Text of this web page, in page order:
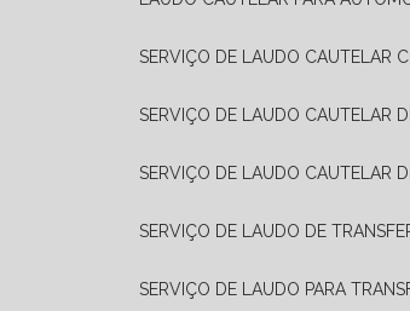
SERVIÇO DE LAUDO CAUTELAR
SERVIÇO DE LAUDO CAUTELAR
SERVIÇO DE LAUDO CAUTELAR
SERVIÇO DE LAUDO DE
SERVIÇO DE LAUDO PARA